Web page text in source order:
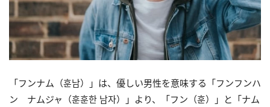
「フンナム（훈남）」は、優しい男性を意味する「フンフンハ
ン ナムジャ（훈훈한 남자）」より、「フン（훈）」と「ナム